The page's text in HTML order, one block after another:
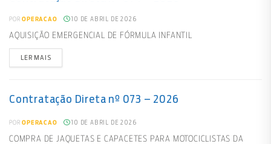
POR OPERACAO 10 DE ABRIL DE 2026
AQUISIÇÃO EMERGENCIAL DE FÓRMULA INFANTIL
LER MAIS
Contratação Direta nº 073 – 2026
POR OPERACAO 10 DE ABRIL DE 2026
COMPRA DE JAQUETAS E CAPACETES PARA MOTOCICLISTAS DA